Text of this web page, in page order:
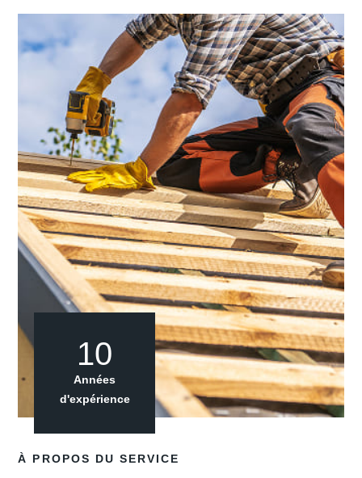
À PROPOS DU SERVICE
10
Années
d'expérience